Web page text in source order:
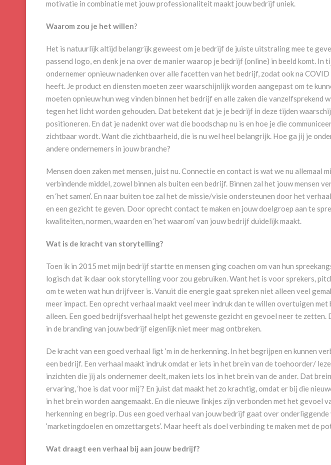
motivatie in combinatie met jouw professionaliteit maakt jouw bedrijf uniek.
Waarom zou je het willen?
Het is natuurlijk altijd belangrijk geweest om je bedrijf de juiste uitstraling mee te
passend logo, en denk je na over de manier waarop je bedrijf (online) in beeld komt. In
ondernemer opnieuw nadenken over alle facetten van het bedrijf, zodat ook na
heeft. Je product en diensten moeten zeer waarschijnlijk worden aangepast om te
moeten opnieuw hun weg vinden binnen het bedrijf en alle zaken die vanzelfsprekend
tegen het licht worden gehouden. Dat betekent dat je je bedrijf in deze tijden
positioneren. En dat je nadenkt over wat die boodschap nu is en hoe je die
zichtbaar wordt. Want die zichtbaarheid, die is nu wel heel belangrijk. Hoe ga jij je
andere ondernemers in jouw branche?
Mensen doen zaken met mensen, juist nu. Connectie en contact is wat we nu allemaal
verbindende middel, zowel binnen als buiten een bedrijf. Binnen zal het jouw mensen
en ‘het samen’. En naar buiten toe zal het de missie/visie ondersteunen door het
en een gezicht te geven. Door oprecht contact te maken en jouw doelgroep aan te
kwaliteiten, normen, waarden en ‘het waarom’ van jouw bedrijf duidelijk maakt.
Wat is de kracht van storytelling?
Toen ik in 2015 met mijn bedrijf startte en mensen ging coachen om van hun
logisch dat ik daar ook storytelling voor zou gebruiken. Want het is voor sprekers,
om te weten wat hun drijfveer is. Vanuit die energie gaat spreken niet alleen veel
meer impact. Een oprecht verhaal maakt veel meer indruk dan te willen overtuigen
alleen. Een goed bedrijfsverhaal helpt het gewenste gezicht en gevoel neer te zetten.
in de branding van jouw bedrijf eigenlijk niet meer mag ontbreken.
De kracht van een goed verhaal ligt ‘m in de herkenning. In het begrijpen en kunnen
een bedrijf. Een verhaal maakt indruk omdat er iets in het brein van de toehoorder/
inzichten die jij als ondernemer deelt, maken iets los in het brein van de ander. Dat
ervaring, ‘hoe is dat voor mij’? En juist dat maakt het zo krachtig, omdat er bij die
in het brein worden aangemaakt. En die nieuwe linkjes zijn verbonden met het gevoel
herkenning en begrip. Dus een goed verhaal van jouw bedrijf gaat over
‘marketingdoelen en omzettargets’. Maar heeft als doel verbinding te maken met de
Wat draagt een verhaal bij aan jouw bedrijf?